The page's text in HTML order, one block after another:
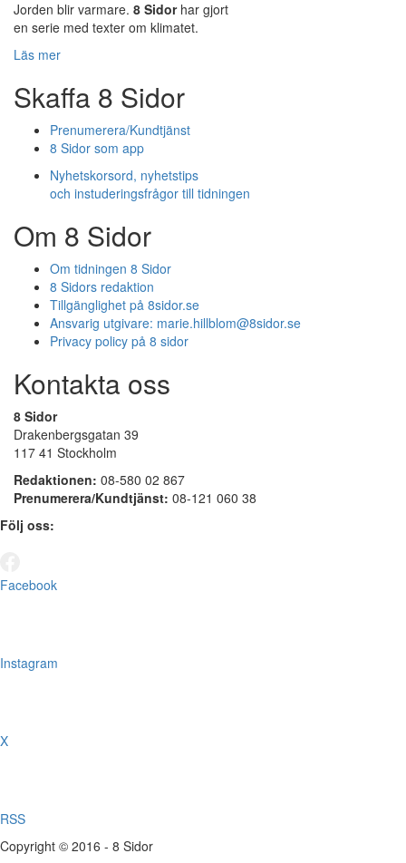
Jorden blir varmare. 8 Sidorhar gjort
en serie med texter om klimatet.
Läs mer
Skaffa 8 Sidor
Prenumerera/Kundtjänst
8 Sidor som app
Nyhetskorsord, nyhetstips
och instuderingsfrågor till tidningen
Om 8 Sidor
Om tidningen 8 Sidor
8 Sidors redaktion
Tillgänglighet på 8sidor.se
Ansvarig utgivare: marie.hillblom@8sidor.se
Privacy policy på 8 sidor
Kontakta oss
8 Sidor
Drakenbergsgatan 39
117 41 Stockholm
Redaktionen: 08-580 02 867
Prenumerera/Kundtjänst: 08-121 060 38
Följ oss:
Facebook
Instagram
X
RSS
Copyright © 2016 - 8 Sidor